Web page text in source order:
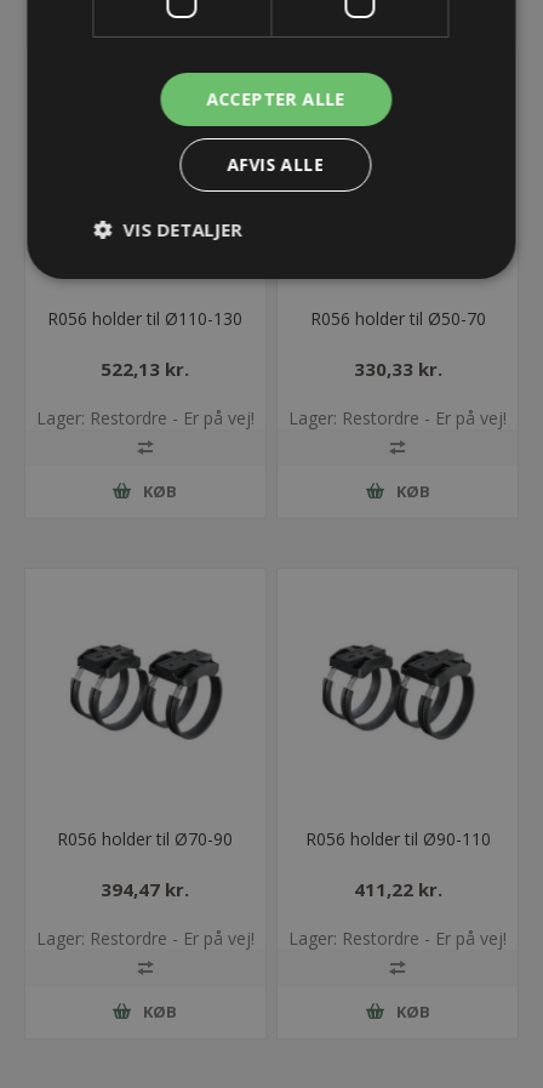
R056 holder til Ø110-130
522,13 kr.
Lager: Restordre - Er på vej!
KØB
R056 holder til Ø50-70
330,33 kr.
Lager: Restordre - Er på vej!
KØB
R056 holder til Ø70-90
394,47 kr.
Lager: Restordre - Er på vej!
KØB
R056 holder til Ø90-110
411,22 kr.
Lager: Restordre - Er på vej!
KØB
ACCEPTER ALLE
AFVIS ALLE
VIS DETALJER